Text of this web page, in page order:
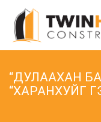
“ДУЛААХАН
“ХАРАНХУЙГ